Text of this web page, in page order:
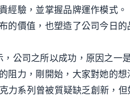
經驗，並掌握品牌運作模式
的價值，也塑造了公司今日的
，公司之所以成功，原因之一
阻力，剛開始，大家對她的
力系列曾被質疑缺乏創新，